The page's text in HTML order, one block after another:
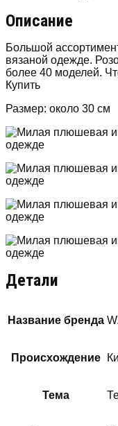
Описание
Большой
вязаной одежде.
более 40 моделей.
Купить
Размер: около 30 см
Детали
Название бренда
Происхождение
Тема